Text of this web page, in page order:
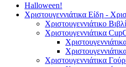
Halloween!
Χριστουγεννιάτικα Είδη -
Χριστουγεννιάτικο
Χριστουγεννιάτικα
Χριστουγεννιάτικα